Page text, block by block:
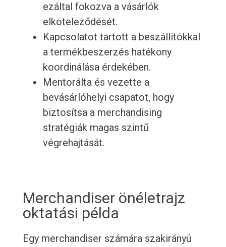
ezáltal fokozva a vásárlók
elköteleződését.
Kapcsolatot tartott a beszállítókkal
a termékbeszerzés hatékony
koordinálása érdekében.
Mentorálta és vezette a
bevásárlóhelyi csapatot, hogy
biztosítsa a merchandising
stratégiák magas szintű
végrehajtását.
Merchandiser önéletrajz
oktatási példa
Egy merchandiser számára szakirányú